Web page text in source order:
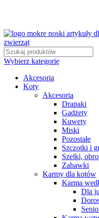
Wybierz kategorię
Akcesoria
Koty
Akcesoria
Drapaki
Gadżety
Kuwety
Miski
Pozostałe
Szczotki i
Szelki,
Zabawki
Karmy dla kotów
Karma
Dla